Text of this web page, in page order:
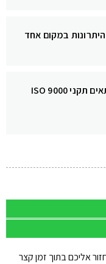
היתרונות במקום אחד
חמדאן ג'לולי מסביר לאיזה סוג עסק מתאים תקני ISO 9000
אליכם בתוך זמן קצר